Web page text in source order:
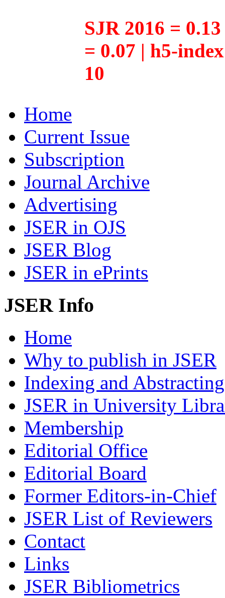
SJR 2016 =
= 0.07 | h5-
10
Home
Current Issue
Subscription
Journal Archive
Advertising
JSER in OJS
JSER Blog
JSER in ePrints
JSER Info
Home
Why to publish in JSER
Indexing and Abstracting
JSER in University
Membership
Editorial Office
Editorial Board
Former Editors-in-Chief
JSER List of Reviewers
Contact
Links
JSER Bibliometrics